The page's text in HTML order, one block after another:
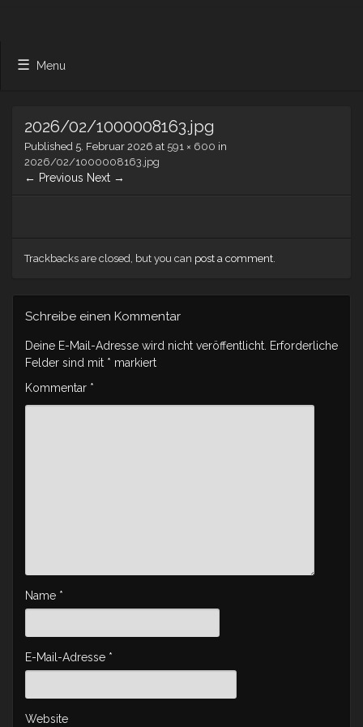
Menu
2026/02/1000008163.jpg
Published 5. Februar 2026 at 591 × 600 in
2026/02/1000008163.jpg
← Previous Next →
Trackbacks are closed, but you can post a comment.
Schreibe einen Kommentar
Deine E-Mail-Adresse wird nicht veröffentlicht. Erforderliche
Felder sind mit * markiert
Kommentar *
Name *
E-Mail-Adresse *
Website